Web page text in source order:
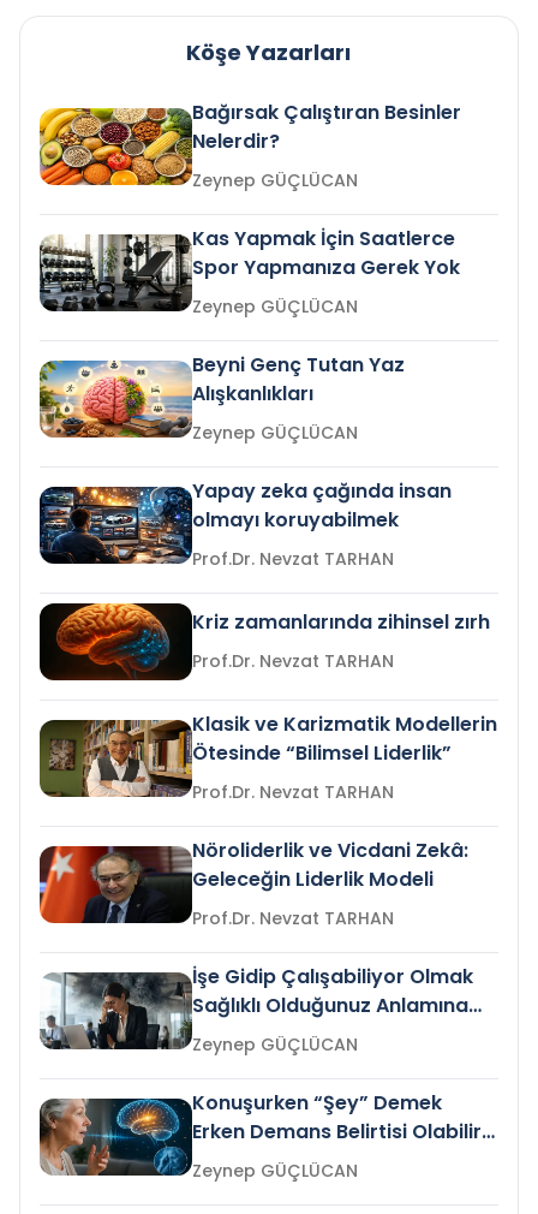
Köşe Yazarları
Bağırsak Çalıştıran Besinler
Nelerdir?
Zeynep GÜÇLÜCAN
Kas Yapmak İçin Saatlerce
Spor Yapmanıza Gerek Yok
Zeynep GÜÇLÜCAN
Beyni Genç Tutan Yaz
Alışkanlıkları
Zeynep GÜÇLÜCAN
Yapay zeka çağında insan
olmayı koruyabilmek
Prof.Dr. Nevzat TARHAN
Kriz zamanlarında zihinsel zırh
Prof.Dr. Nevzat TARHAN
Klasik ve Karizmatik Modellerin
Ötesinde “Bilimsel Liderlik”
Prof.Dr. Nevzat TARHAN
Nöroliderlik ve Vicdani Zekâ:
Geleceğin Liderlik Modeli
Prof.Dr. Nevzat TARHAN
İşe Gidip Çalışabiliyor Olmak
Sağlıklı Olduğunuz Anlamına
Gelir mi?Zeynep GÜÇLÜCAN
Konuşurken “Şey” Demek
Erken Demans Belirtisi Olabilir
mi?
Zeynep GÜÇLÜCAN